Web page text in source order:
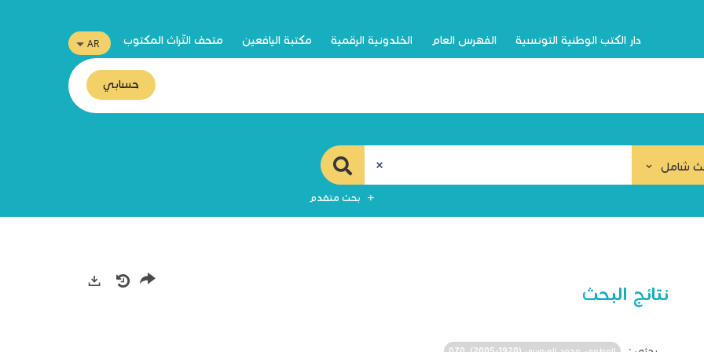
دار الكتب الوطنية التونسية الفهرس العام الخلدونية الرقمية مكتبة اليافعين متحف التّراث المكتوب
حسابي
شامل
بحث متقدم
نتائج البحث